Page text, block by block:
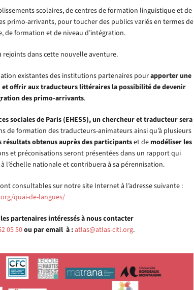
scolaires, de centres de formation linguistique et de
primo-arrivants, pour toucher des publics variés en termes de
de formation et de niveau d’intégration.
dans cette nouvelle aventure.
existantes des institutions partenaires pourapporter une
offrir aux traducteurs littéraires la possibilité de devenir
des primo-arrivants.
sociales de Paris (EHESS), un chercheur et traducteur sera
de formation des traducteurs-animateurs ainsi qu’à plusieurs
résultats obtenus auprès des participantset demodéliser les
et préconisations seront présentées dans un rapport qui
à l’échelle nationale et contribuera à sa pérennisation.
consultables sur notre site Internet à l’adresse suivante :
quai-de-langues/
partenaires intéressés à nous contacter
05 50ou par email à :atlas@atlas-citl.org.